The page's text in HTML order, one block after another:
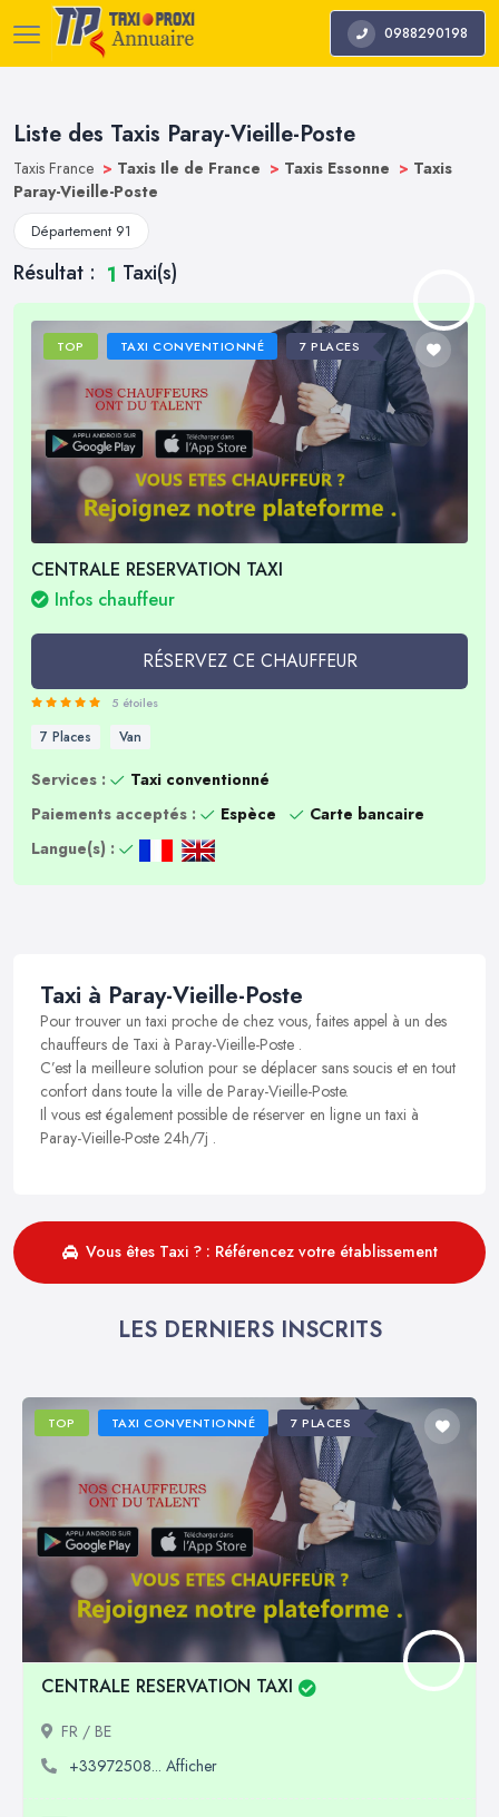
0988290198
Liste des Taxis Paray-Vieille-Poste
Taxis France > Taxis Ile de France > Taxis Essonne > Taxis
Paray-Vieille-Poste
Département 91
Résultat : 1 Taxi(s)
TOP TAXI CONVENTIONNÉ 7 PLACES
CENTRALE RESERVATION TAXI
Infos chauffeur
RÉSERVEZ CE CHAUFFEUR
5 étoiles
7 Places Van
Services :
Taxi conventionné
Paiements acceptés :
Espèce
Carte bancaire
Langue(s) :
Taxi à Paray-Vieille-Poste
Pour trouver un taxi proche de chez vous, faites appel à un des
chauffeurs de Taxi à Paray-Vieille-Poste .
C’est la meilleure solution pour se déplacer sans soucis et en tout
confort dans toute la ville de Paray-Vieille-Poste.
Il vous est également possible de réserver en ligne un taxi à
Paray-Vieille-Poste 24h/7j .
Vous êtes Taxi ? : Référencez votre établissement
LES DERNIERS INSCRITS
TOP TAXI CONVENTIONNÉ 7 PLACES
CENTRALE RESERVATION TAXI
FR / BE
+33972508... Afficher